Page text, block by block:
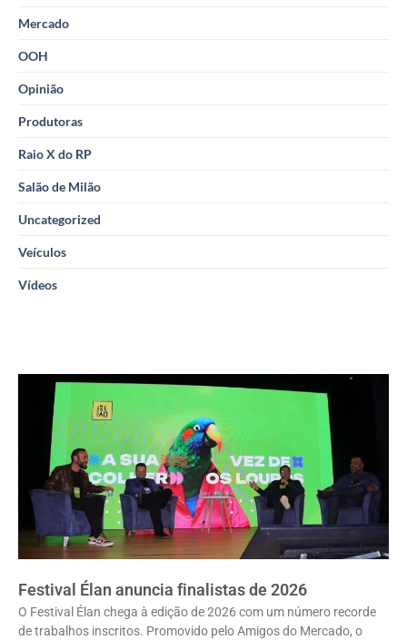
Mercado
OOH
Opinião
Produtoras
Raio X do RP
Salão de Milão
Uncategorized
Veículos
Vídeos
Festival Élan anuncia finalistas de 2026
O Festival Élan chega à edição de 2026 com um número recorde
de trabalhos inscritos. Promovido pelo Amigos do Mercado, o